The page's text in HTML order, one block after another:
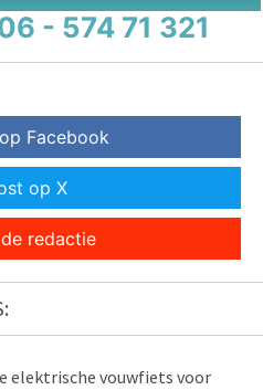
- 574 71 321
Facebook
op X
redactie
elektrische vouwfiets voor